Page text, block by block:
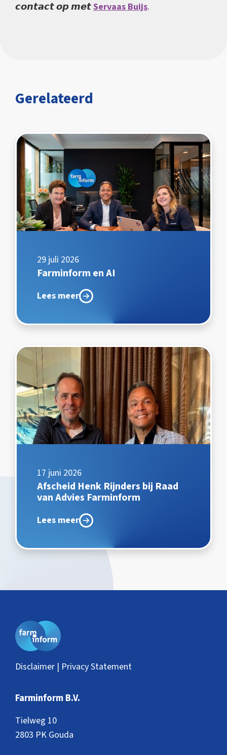
𝙘𝙤𝙣𝙩𝙖𝙘𝙩 𝙤𝙥 𝙢𝙚𝙩Servaas Buijs.
Gerelateerd
29 juli 2026
Farminform en AI
Lees meer
17 juni 2026
Afscheid Henk Rijnders bij Raad
van Advies Farminform
Lees meer
Disclaimer | Privacy Statement
Farminform B.V.
Tielweg 10
2803 PK Gouda